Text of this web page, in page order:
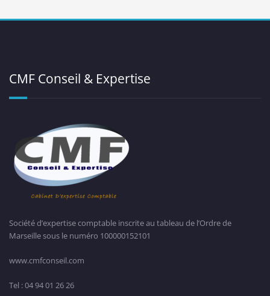
CMF Conseil & Expertise
Société d’expertise comptable inscrite au tableau de l’Ordre de
Marseille sous le numéro 100000152101
www.cmfconseil.com
Tel : 04 94 01 26 26